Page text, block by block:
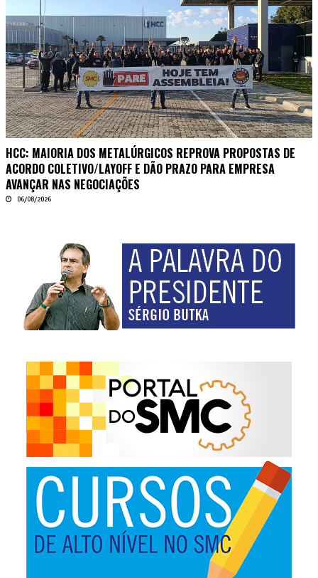
HCC: MAIORIA DOS METALÚRGICOS REPROVA PROPOSTAS DE
ACORDO COLETIVO/LAYOFF E DÃO PRAZO PARA EMPRESA
AVANÇAR NAS NEGOCIAÇÕES
06/08/2026